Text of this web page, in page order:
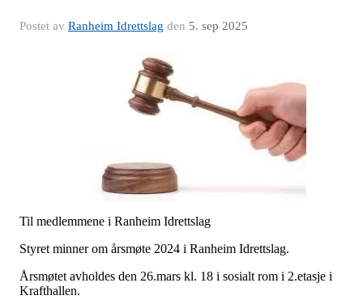
Postet av Ranheim Idrettslag den 5. sep 2025
Til medlemmene i Ranheim Idrettslag
Styret minner om årsmøte 2024 i Ranheim Idrettslag.
Årsmøtet avholdes den 26.mars kl. 18 i sosialt rom i 2.etasje i
Krafthallen.